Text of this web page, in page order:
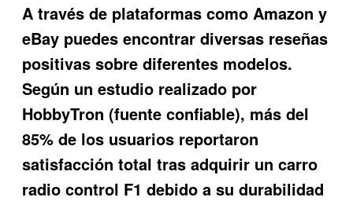
A través de plataformas como Amazon y
eBay puedes encontrar diversas reseñas
positivas sobre diferentes modelos.
Según un estudio realizado por
HobbyTron (fuente confiable), más del
85% de los usuarios reportaron
satisfacción total tras adquirir un carro
radio control F1 debido a su durabilidad